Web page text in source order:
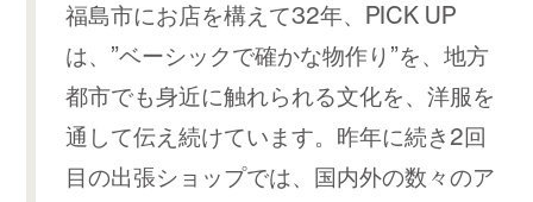
福島市にお店を構えて32年、PICK UP
は、”ベーシックで確かな物作り”を、地方
都市でも身近に触れられる文化を、洋服を
通して伝え続けています。昨年に続き2回
目の出張ショップでは、国内外の数々のア